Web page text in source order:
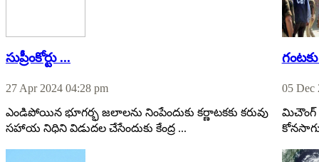
సుప్రీంకోర్టు ...
27 Apr 2024 04:28 pm
ఎండిపోయిన భూగర్భ జలాలను నింపేందుకు కర్ణాటకకు కరువు
సహాయ నిధిని విడుదల చేసేందుకు కేంద్ర ...
05 Dec
మిచౌంగ్